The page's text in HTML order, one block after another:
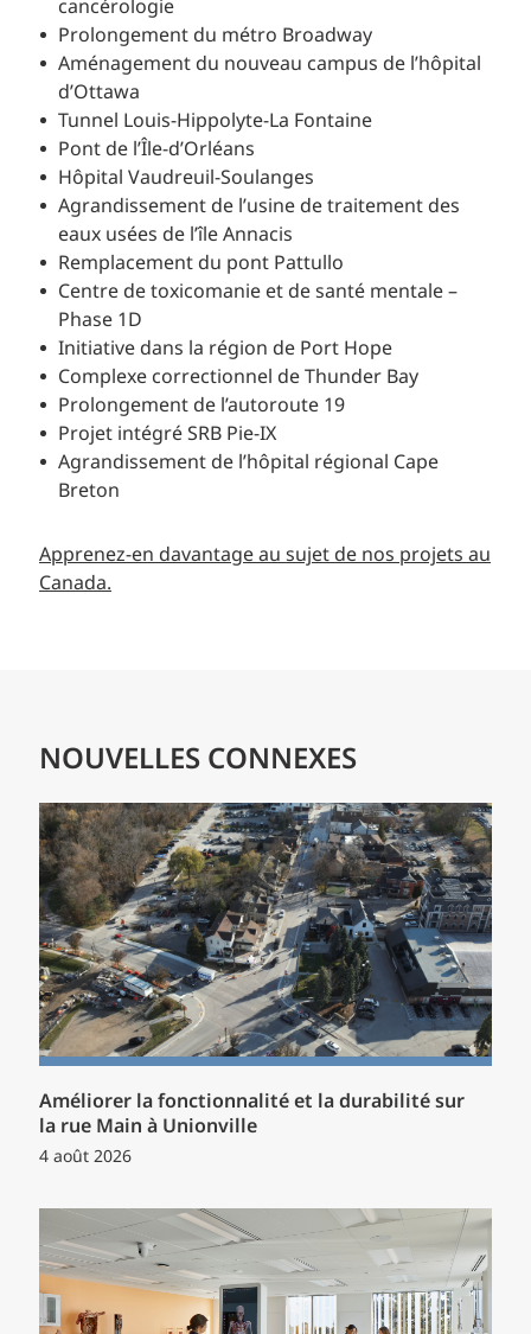
cancérologie
Prolongement du métro Broadway
Aménagement du nouveau campus de l’hôpital
d’Ottawa
Tunnel Louis-Hippolyte-La Fontaine
Pont de l’Île-d’Orléans
Hôpital Vaudreuil-Soulanges
Agrandissement de l’usine de traitement des
eaux usées de l’île Annacis
Remplacement du pont Pattullo
Centre de toxicomanie et de santé mentale –
Phase 1D
Initiative dans la région de Port Hope
Complexe correctionnel de Thunder Bay
Prolongement de l’autoroute 19
Projet intégré SRB Pie-IX
Agrandissement de l’hôpital régional Cape
Breton
Apprenez-en davantage au sujet de nos projets au
Canada.
NOUVELLES CONNEXES
Améliorer la fonctionnalité et la durabilité sur
la rue Main à Unionville
4 août 2026